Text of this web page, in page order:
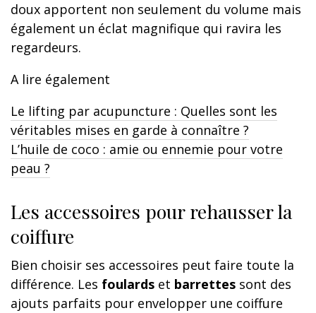
doux apportent non seulement du volume mais
également un éclat magnifique qui ravira les
regardeurs.
A lire également
Le lifting par acupuncture : Quelles sont les
véritables mises en garde à connaître ?
L’huile de coco : amie ou ennemie pour votre
peau ?
Les accessoires pour rehausser la
coiffure
Bien choisir ses accessoires peut faire toute la
différence. Les foulards et barrettes sont des
ajouts parfaits pour envelopper une coiffure